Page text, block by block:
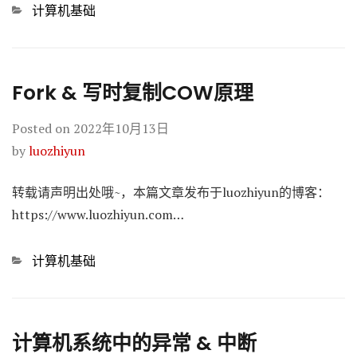
Categories
计算机基础
Fork & 写时复制COW原理
Posted on 2022年10月13日
byluozhiyun
转载请声明出处哦~，本篇文章发布于luozhiyun的博客：
https://www.luozhiyun.com…
Categories
计算机基础
计算机系统中的异常 & 中断